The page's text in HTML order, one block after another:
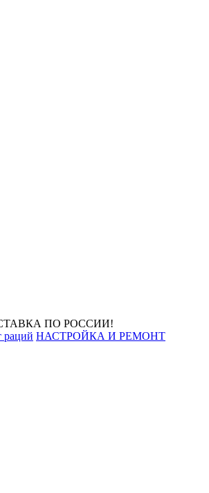
ПО РОССИИ!
раций НАСТРОЙКА И РЕМОНТ